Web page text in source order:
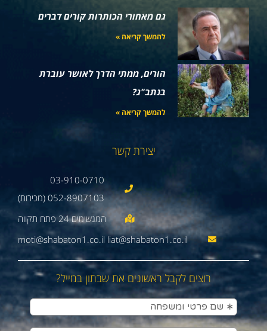
גם מאחורי הכותרות קורים דברים
להמשך קריאה »
הורים, ממתי הדרך לאושר עוברת
בנתב"ג?
להמשך קריאה »
יצירת קשר
03-910-0710
052-8907103 (מכירות)
moti@shabaton1.co.il liat@shabaton1.co.il
רוצים לקבל ראשונים את שבתון במייל?